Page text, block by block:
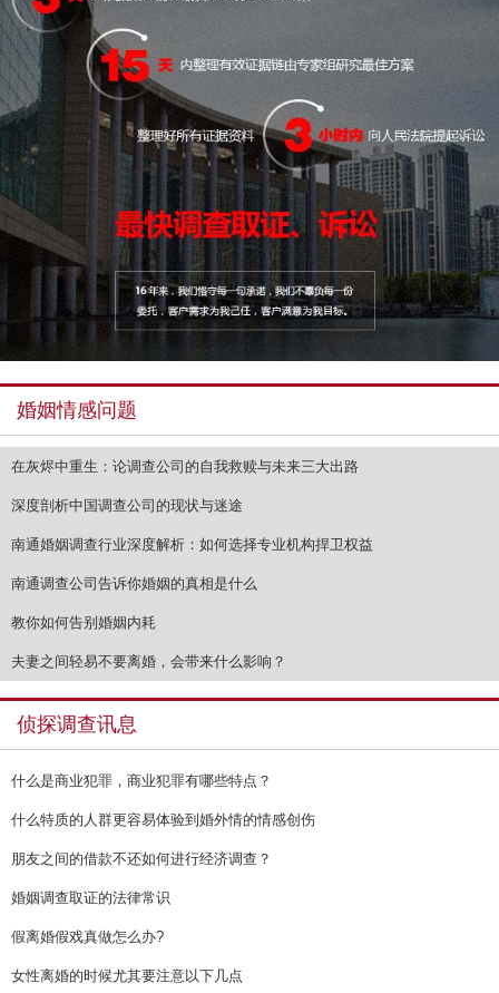
婚姻情感问题
在灰烬中重生：论调查公司的自我救赎与未来三大出路
深度剖析中国调查公司的现状与迷途
南通婚姻调查行业深度解析：如何选择专业机构捍卫权益
南通调查公司告诉你婚姻的真相是什么
教你如何告别婚姻内耗
夫妻之间轻易不要离婚，会带来什么影响？
侦探调查讯息
什么是商业犯罪，商业犯罪有哪些特点？
什么特质的人群更容易体验到婚外情的情感创伤
朋友之间的借款不还如何进行经济调查？
婚姻调查取证的法律常识
假离婚假戏真做怎么办?
女性离婚的时候尤其要注意以下几点